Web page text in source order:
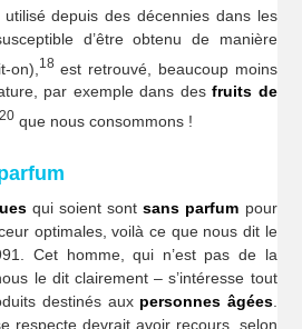
utilisé depuis des décennies dans les
d’être obtenu de manière
on), 18est retrouvé, beaucoup moins
par exemple dans desfruits de
20 que nous consommons !
qui soient sontsans parfum pour
optimales, voilà ce que nous dit le
Cet homme, qui n’est pas de la
le dit clairement – s’intéresse tout
destinés aux personnes âgées.
respecte devrait avoir recours, selon